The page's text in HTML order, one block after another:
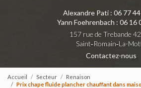
Alexandre Pati : 06 77
Yann Foehrenbach : 06 16
157 rue de Trebande
Saint‑Romain‑La-
Contactez-nous
Accueil Secteur
Renaison
Prix chape fluide plancher chauffant dans